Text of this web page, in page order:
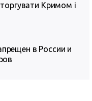
Кримом і
в России и